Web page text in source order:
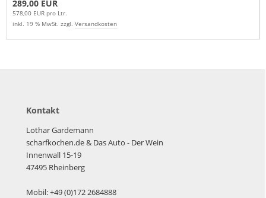
289,00 EUR
578,00 EUR pro Ltr.
inkl. 19 % MwSt. zzgl. Versandkosten
Kontakt
Lothar Gardemann
scharfkochen.de& Das Auto - Der Wein
Innenwall 15-19
47495 Rheinberg
Mobil: +49 (0)172 2684888